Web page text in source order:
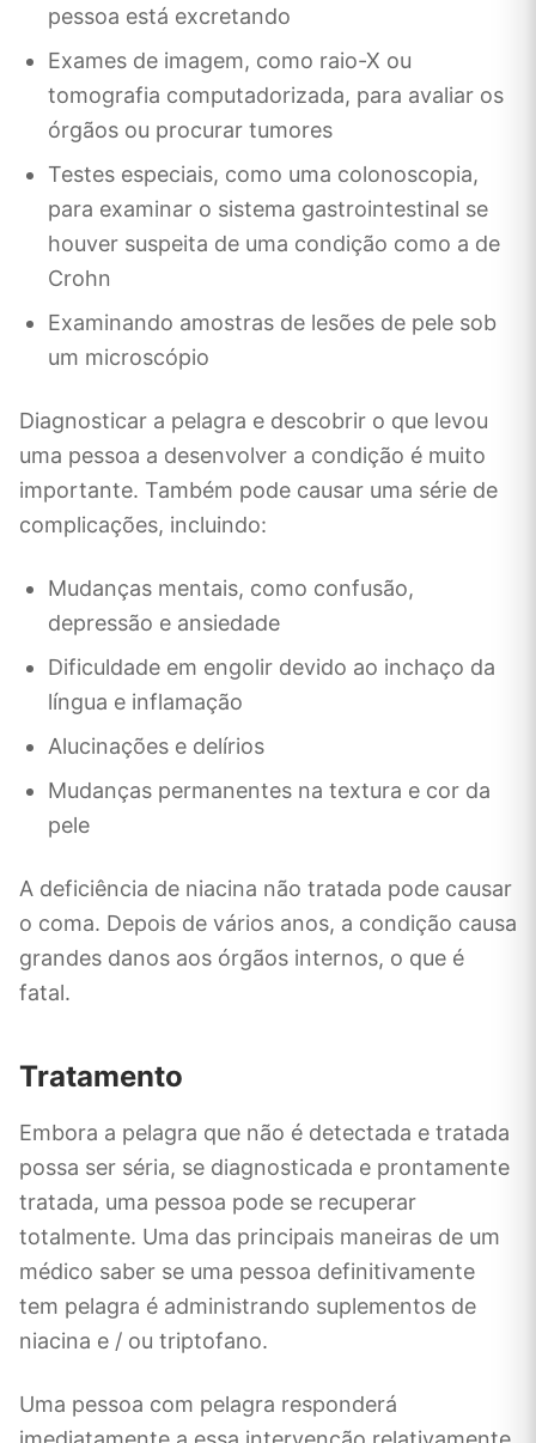
pessoa está excretando
Exames de imagem, como raio-X ou
tomografia computadorizada, para avaliar os
órgãos ou procurar tumores
Testes especiais, como uma colonoscopia,
para examinar o sistema gastrointestinal se
houver suspeita de uma condição como a de
Crohn
Examinando amostras de lesões de pele sob
um microscópio
Diagnosticar a pelagra e descobrir o que levou
uma pessoa a desenvolver a condição é muito
importante. Também pode causar uma série de
complicações, incluindo:
Mudanças mentais, como confusão,
depressão e ansiedade
Dificuldade em engolir devido ao inchaço da
língua e inflamação
Alucinações e delírios
Mudanças permanentes na textura e cor da
pele
A deficiência de niacina não tratada pode causar
o coma. Depois de vários anos, a condição causa
grandes danos aos órgãos internos, o que é
fatal.
Tratamento
Embora a pelagra que não é detectada e tratada
possa ser séria, se diagnosticada e prontamente
tratada, uma pessoa pode se recuperar
totalmente. Uma das principais maneiras de um
médico saber se uma pessoa definitivamente
tem pelagra é administrando suplementos de
niacina e / ou triptofano.
Uma pessoa com pelagra responderá